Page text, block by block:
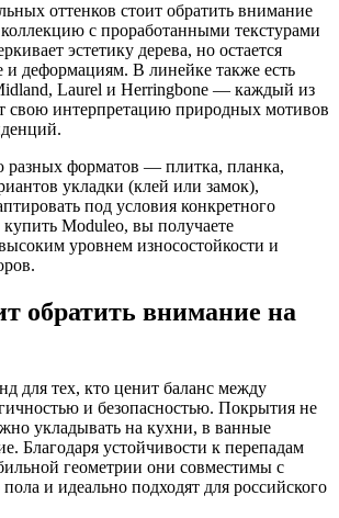
оттенков стоит обратить внимание
с проработанными текстурами
эстетику дерева, но остается
и деформациям. В линейке также есть
Laurel и Herringbone — каждый из
свою интерпретацию природных мотивов
разных форматов — плитка, планка,
укладки (клей или замок),
под условия конкретного
Moduleo, вы получаете
уровнем износостойкости и
обратить внимание на
для тех, кто ценит баланс между
и безопасностью. Покрытия не
укладывать на кухни, в ванные
Благодаря устойчивости к перепадам
геометрии они совместимы с
и идеально подходят для российского